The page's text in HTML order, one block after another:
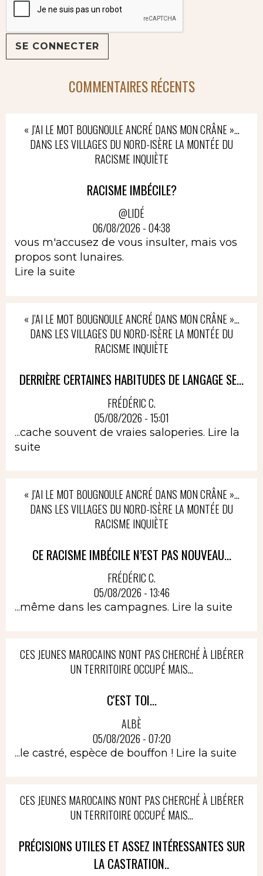
COMMENTAIRES RÉCENTS
« J’AI LE MOT BOUGNOULE ANCRÉ DANS MON CRÂNE »…
DANS LES VILLAGES DU NORD-ISÈRE LA MONTÉE DU
RACISME INQUIÈTE
RACISME IMBÉCILE?
@LIDÉ
06/08/2026 - 04:38
vous m'accusez de vous insulter, mais vos
propos sont lunaires.
Lire la suite
« J’AI LE MOT BOUGNOULE ANCRÉ DANS MON CRÂNE »…
DANS LES VILLAGES DU NORD-ISÈRE LA MONTÉE DU
RACISME INQUIÈTE
DERRIÈRE CERTAINES HABITUDES DE LANGAGE SE...
FRÉDÉRIC C.
05/08/2026 - 15:01
...cache souvent de vraies saloperies. Lire la
suite
« J’AI LE MOT BOUGNOULE ANCRÉ DANS MON CRÂNE »…
DANS LES VILLAGES DU NORD-ISÈRE LA MONTÉE DU
RACISME INQUIÈTE
CE RACISME IMBÉCILE N’EST PAS NOUVEAU...
FRÉDÉRIC C.
05/08/2026 - 13:46
...même dans les campagnes. Lire la suite
CES JEUNES MAROCAINS N'ONT PAS CHERCHÉ À LIBÉRER
UN TERRITOIRE OCCUPÉ MAIS...
C'EST TOI...
ALBÈ
05/08/2026 - 07:20
...le castré, espèce de bouffon ! Lire la suite
CES JEUNES MAROCAINS N'ONT PAS CHERCHÉ À LIBÉRER
UN TERRITOIRE OCCUPÉ MAIS...
PRÉCISIONS UTILES ET ASSEZ INTÉRESSANTES SUR
LA CASTRATION..